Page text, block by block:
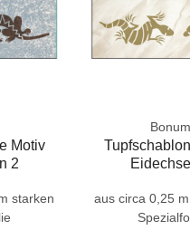
Motiv
2
starken
Bonum
aus circa 0,25